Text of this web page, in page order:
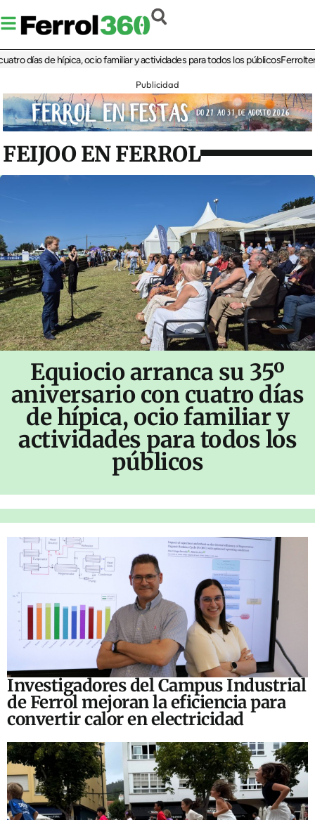
de hípica, ocio familiar y actividades para todos los públicosFerrolterra
Publicidad
FEIJOO EN FERROL
Equiocio arranca su 35º
aniversario con cuatro días
de hípica, ocio familiar y
actividades para todos los
públicos
Investigadores del Campus Industrial
de Ferrol mejoran la eficiencia para
convertir calor en electricidad